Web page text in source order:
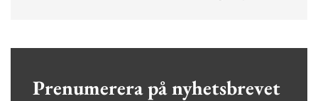
Prenumerera på nyhetsbrevet